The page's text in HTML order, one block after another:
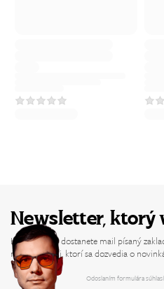
Newsletter, ktorý
Každý týždeň dostanete mail písaný
medzi prvými, ktorí sa dozvedia o
Odoslaním formulára